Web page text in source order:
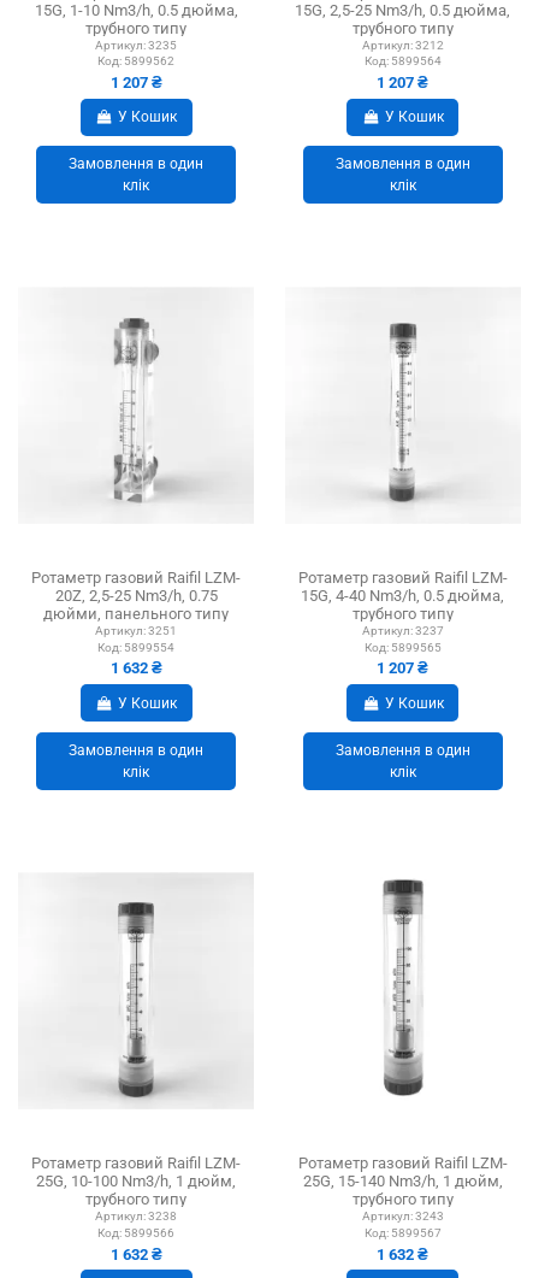
15G, 1-10 Nm3/h, 0.5 дюйма,
трубного типу
Артикул:3235
Код: 5899562
1 207 ₴
У Кошик
Замовлення в один
клік
15G, 2,5-25 Nm3/h, 0.5 дюйма,
трубного типу
Артикул:3212
Код: 5899564
1 207 ₴
У Кошик
Замовлення в один
клік
Ротаметр газовий Raifil LZM-
20Z, 2,5-25 Nm3/h, 0.75
дюйми, панельного типу
Артикул:3251
Код: 5899554
1 632 ₴
У Кошик
Замовлення в один
клік
Ротаметр газовий Raifil LZM-
15G, 4-40 Nm3/h, 0.5 дюйма,
трубного типу
Артикул:3237
Код: 5899565
1 207 ₴
У Кошик
Замовлення в один
клік
Ротаметр газовий Raifil LZM-
25G, 10-100 Nm3/h, 1 дюйм,
трубного типу
Артикул:3238
Код: 5899566
1 632 ₴
Ротаметр газовий Raifil LZM-
25G, 15-140 Nm3/h, 1 дюйм,
трубного типу
Артикул:3243
Код: 5899567
1 632 ₴